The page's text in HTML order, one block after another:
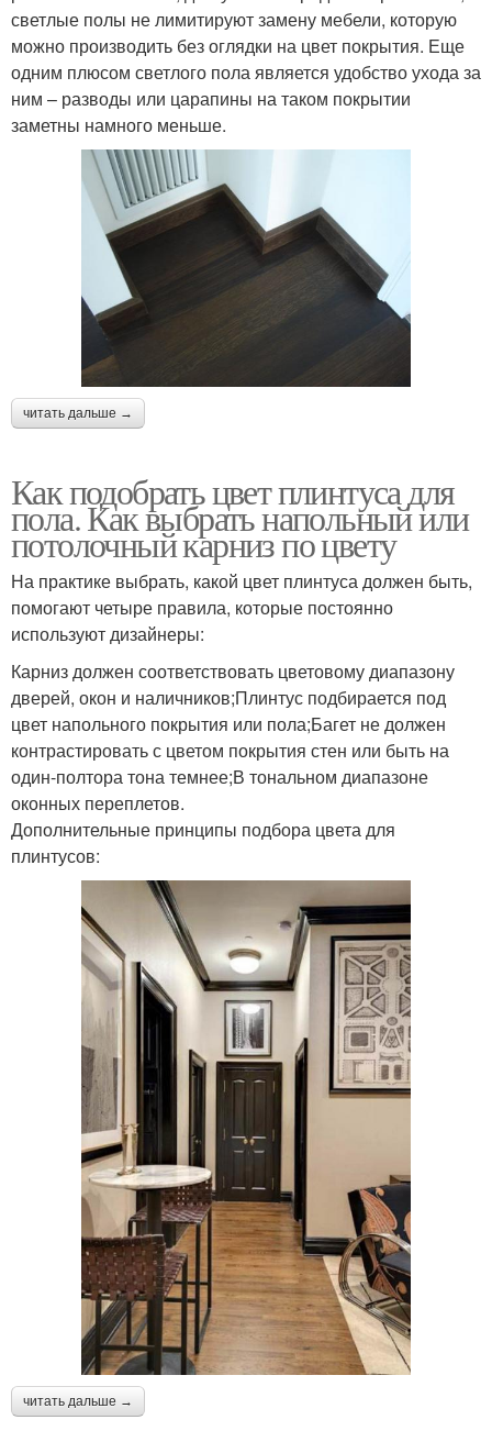
светлые полы не лимитируют замену мебели, которую
можно производить без оглядки на цвет покрытия. Еще
одним плюсом светлого пола является удобство ухода за
ним – разводы или царапины на таком покрытии
заметны намного меньше.
читать дальше →
Как подобрать цвет плинтуса для
пола. Как выбрать напольный или
потолочный карниз по цвету
На практике выбрать, какой цвет плинтуса должен быть,
помогают четыре правила, которые постоянно
используют дизайнеры:
Карниз должен соответствовать цветовому диапазону
дверей, окон и наличников;Плинтус подбирается под
цвет напольного покрытия или пола;Багет не должен
контрастировать с цветом покрытия стен или быть на
один-полтора тона темнее;В тональном диапазоне
оконных переплетов.
Дополнительные принципы подбора цвета для
плинтусов:
читать дальше →